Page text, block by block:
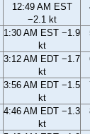
12:49 AM EST
−2.1 kt
1:30 AM EST −1.9
kt
3:12 AM EDT −1.7
kt
3:56 AM EDT −1.5
kt
4:46 AM EDT −1.3
kt